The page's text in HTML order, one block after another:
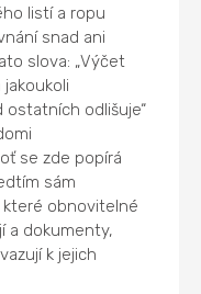
listí a ropu
snad ani
slova: „Výčet
odlišuje“
se zde popírá
sám
obnovitelné
a dokumenty,
k jejich